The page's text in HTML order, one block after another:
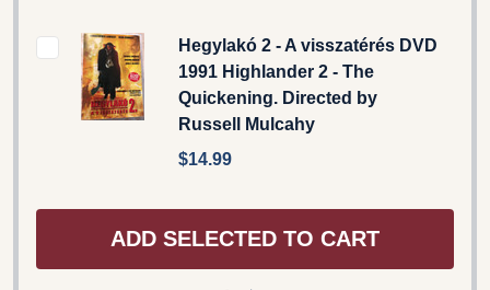
Hegylakó 2 - A visszatérés DVD
1991 Highlander 2 - The
Quickening. Directed by
Russell Mulcahy
$14.99
ADD SELECTED TO CART